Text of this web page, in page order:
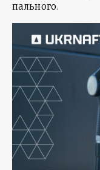
пального.